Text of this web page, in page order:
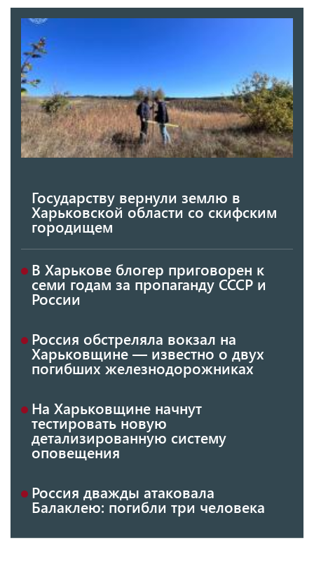
Государству вернули землю в
Харьковской области со скифским
городищем
В Харькове блогер приговорен к
семи годам за пропаганду СССР и
России
Россия обстреляла вокзал на
Харьковщине — известно о двух
погибших железнодорожниках
На Харьковщине начнут
тестировать новую
детализированную систему
оповещения
Россия дважды атаковала
Балаклею: погибли три человека